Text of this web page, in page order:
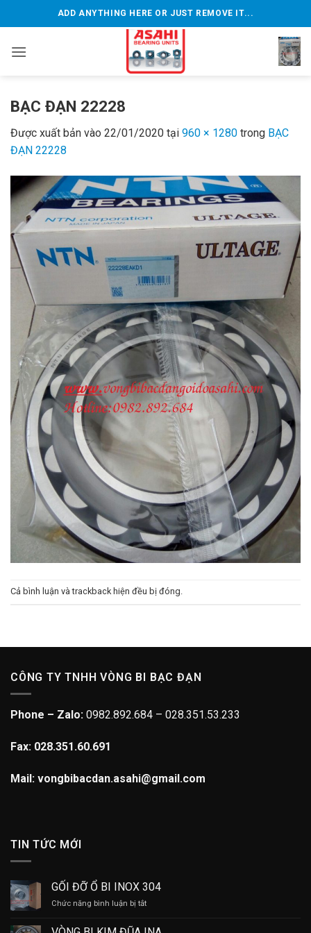
qua
dung
ADD ANYTHING HERE OR JUST REMOVE IT...
BẠC ĐẠN 22228
Được xuất bản vào 22/01/2020 tại 960 × 1280 trong BẠC
ĐẠN 22228
Cả bình luận và trackback hiện đều bị đóng.
CÔNG TY TNHH VÒNG BI BẠC ĐẠN
Phone – Zalo: 0982.892.684 – 028.351.53.233
Fax: 028.351.60.691
Mail: vongbibacdan.asahi@gmail.com
TIN TỨC MỚI
GỐI ĐỠ Ổ BI INOX 304
Chức năng bình luận bị tắtở
ĐỠ